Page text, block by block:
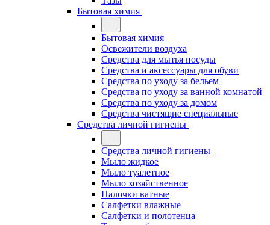
Бытовая химия
Бытовая химия
Освежители воздуха
Средства для мытья посуды
Средства и аксессуары для обуви
Средства по уходу за бельем
Средства по уходу за ванной комнатой
Средства по уходу за домом
Средства чистящие специальные
Средства личной гигиены
Средства личной гигиены
Мыло жидкое
Мыло туалетное
Мыло хозяйственное
Палочки ватные
Салфетки влажные
Салфетки и полотенца